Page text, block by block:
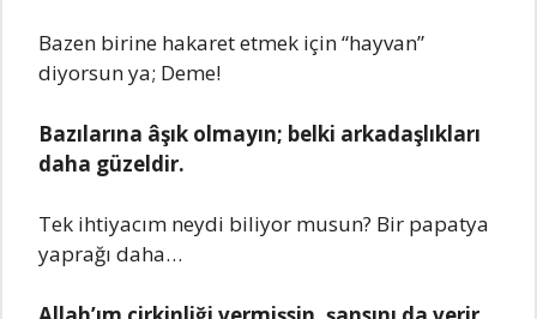
Bazen birine hakaret etmek için “hayvan”
diyorsun ya; Deme!
Bazılarına âşık olmayın; belki arkadaşlıkları
daha güzeldir.
Tek ihtiyacım neydi biliyor musun? Bir papatya
yaprağı daha…